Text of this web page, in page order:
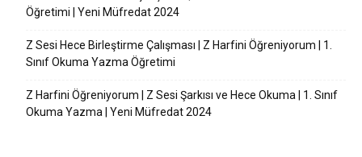
Öğretimi | Yeni Müfredat 2024
Z Sesi Hece Birleştirme Çalışması | Z Harfini Öğreniyorum | 1.
Sınıf Okuma Yazma Öğretimi
Z Harfini Öğreniyorum | Z Sesi Şarkısı ve Hece Okuma | 1. Sınıf
Okuma Yazma | Yeni Müfredat 2024